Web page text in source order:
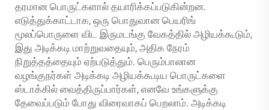
தரமான பொருட்களால் தயாரிக்கப்படுகின்றன.
எடுத்துக்காட்டாக, ஒரு பொதுவான பெயரிங்
மூலப்பொருளை விட இருமடங்கு வேகத்தில் அழியக்கூடும்,
இது அடிக்கடி மாற்றுவதையும், அதிக நேரம்
நிறுத்தத்தையும் ஏற்படுத்தும். பெரும்பாலான
வழங்குநர்கள் அடிக்கடி அழியக்கூடிய பொருட்களை
ஸ்டாக்கில் வைத்திருப்பார்கள், எனவே உங்களுக்கு
தேவைப்படும் போது விரைவாகப் பெறலாம். அடிக்கடி